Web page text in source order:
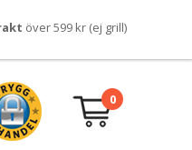
över 599 kr (ej grill)
0